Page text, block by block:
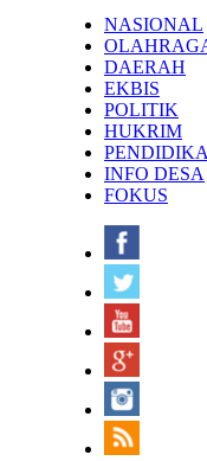
NASIONAL
DAERAH
EKBIS
POLITIK
HUKRIM
INFO DESA
FOKUS